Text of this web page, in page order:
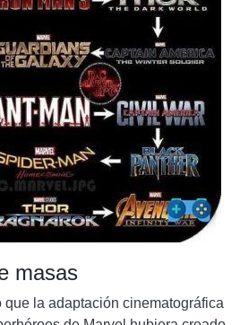
masas
la adaptación cinematográfica